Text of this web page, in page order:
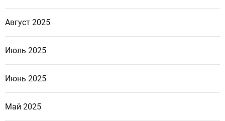
Август 2025
Июль 2025
Июнь 2025
Май 2025